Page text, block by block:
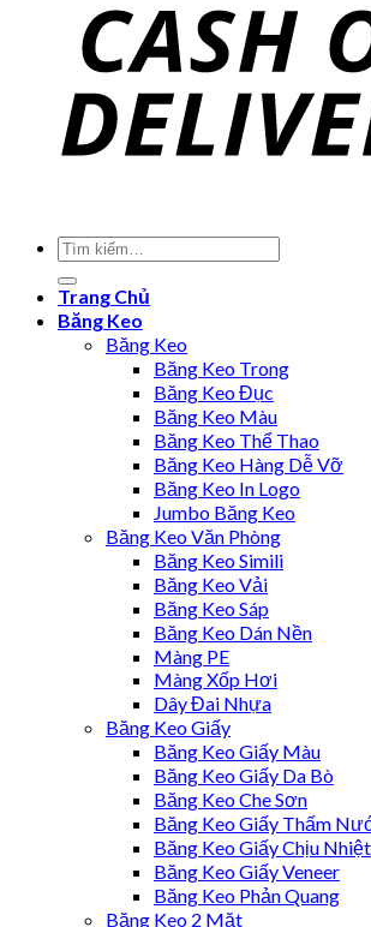
Trang Chủ
Băng Keo
Băng Keo
Băng Keo Trong
Băng Keo Đục
Băng Keo Màu
Băng Keo Thể Thao
Băng Keo Hàng Dễ Vỡ
Băng Keo In Logo
Jumbo Băng Keo
Băng Keo Văn Phòng
Băng Keo Simili
Băng Keo Vải
Băng Keo Sáp
Băng Keo Dán Nền
Màng PE
Màng Xốp Hơi
Dây Đai Nhựa
Băng Keo Giấy
Băng Keo Giấy Màu
Băng Keo Giấy Da Bò
Băng Keo Che Sơn
Băng Keo Giấy Thấm
Băng Keo Giấy Chịu Nhiệt
Băng Keo Giấy Veneer
Băng Keo Phản Quang
Băng Keo 2 Mặt